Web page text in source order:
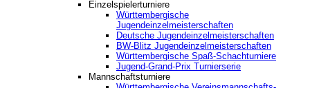
Einzelspielerturniere
Württembergische
Jugendeinzelmeisterschaften
Deutsche Jugendeinzelmeisterschaften
BW-Blitz Jugendeinzelmeisterschaften
Württembergische Spaß-Schachturniere
Jugend-Grand-Prix Turnierserie
Mannschaftsturniere